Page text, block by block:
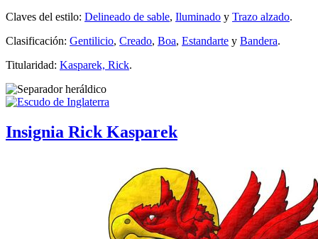
Claves del estilo: Delineado de sable, Iluminado y Trazo alzado.
Clasificación: Gentilicio, Creado, Boa, Estandarte y Bandera.
Titularidad: Kasparek, Rick.
Insignia Rick Kasparek